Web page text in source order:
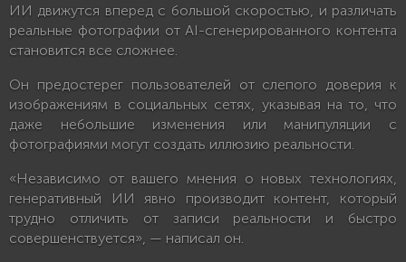
ИИ движутся вперед с большой скоростью, и различать
реальные фотографии от AI-сгенерированного контента
становится все сложнее.
Он предостерег пользователей от слепого доверия к
изображениям в социальных сетях, указывая на то, что
даже небольшие изменения или манипуляции с
фотографиями могут создать иллюзию реальности.
«Независимо от вашего мнения о новых технологиях,
генеративный ИИ явно производит контент, который
трудно отличить от записи реальности и быстро
совершенствуется», — написал он.